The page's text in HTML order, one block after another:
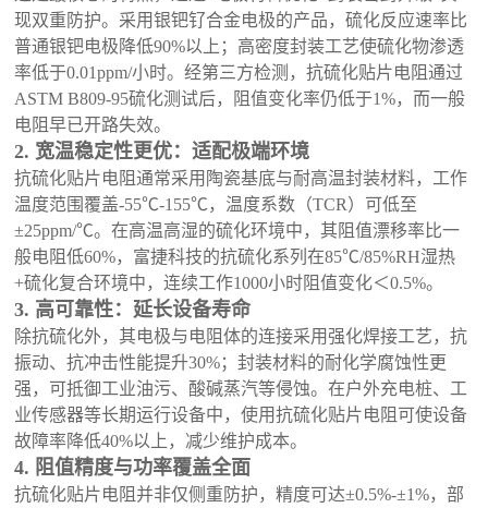
现双重防护。采用银钯钌合金电极的产品，硫化反应速率比
普通银钯电极降低90%以上；高密度封装工艺使硫化物渗透
率低于0.01ppm/小时。经第三方检测，抗硫化贴片电阻通过
ASTM B809-95硫化测试后，阻值变化率仍低于1%，而一般
电阻早已开路失效。
2. 宽温稳定性更优：适配极端环境
抗硫化贴片电阻通常采用陶瓷基底与耐高温封装材料，工作
温度范围覆盖-55℃-155℃，温度系数（TCR）可低至
±25ppm/℃。在高温高湿的硫化环境中，其阻值漂移率比一
般电阻低60%，富捷科技的抗硫化系列在85℃/85%RH湿热
+硫化复合环境中，连续工作1000小时阻值变化＜0.5%。
3. 高可靠性：延长设备寿命
除抗硫化外，其电极与电阻体的连接采用强化焊接工艺，抗
振动、抗冲击性能提升30%；封装材料的耐化学腐蚀性更
强，可抵御工业油污、酸碱蒸汽等侵蚀。在户外充电桩、工
业传感器等长期运行设备中，使用抗硫化贴片电阻可使设备
故障率降低40%以上，减少维护成本。
4. 阻值精度与功率覆盖全面
抗硫化贴片电阻并非仅侧重防护，精度可达±0.5%-±1%，部